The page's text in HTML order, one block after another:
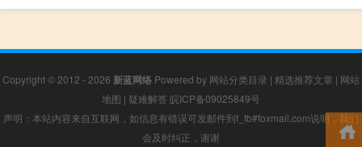
Copyright © 2012 - 2026 新蓝网络 Powered by 网站分类目录 | 精选推荐文章 | 网站
地图 | 疑难解答 皖ICP备09025849号
声明：本站内容来自互联网，如信息有错误可发邮件到f_fb#foxmail.com说明，我们
会及时纠正，谢谢